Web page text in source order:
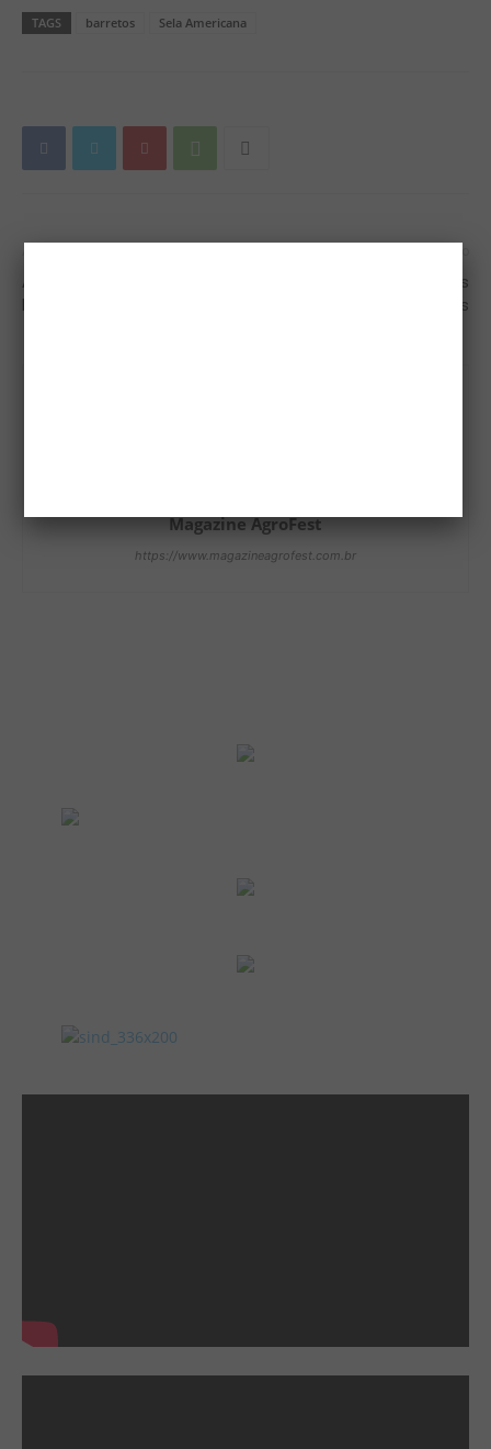
TAGS barretos Sela Americana
Amazonense campeão do
Bareback
Super Copa Barretos de Três
Tambores
Magazine AgroFest
https://www.magazineagrofest.com.br